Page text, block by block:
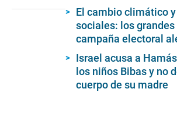
El cambio climático
sociales: los
campaña electoral
Israel acusa a
los niños Bibas y no
cuerpo de su madre